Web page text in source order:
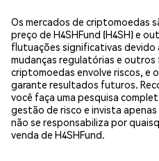
Os mercados de criptomoedas
preço de H4SHFund (H4SH) e
flutuações significativas devido
mudanças regulatórias e
criptomoedas envolve riscos, e
garante resultados futuros.
você faça uma pesquisa
gestão de risco e invista
não se responsabiliza por
venda de H4SHFund.